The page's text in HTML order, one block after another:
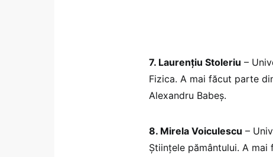
7. Laurențiu Stoleriu –
Fizica. A mai făcut parte
Alexandru Babeș.
8. Mirela Voiculescu –
Științele pământului. A mai